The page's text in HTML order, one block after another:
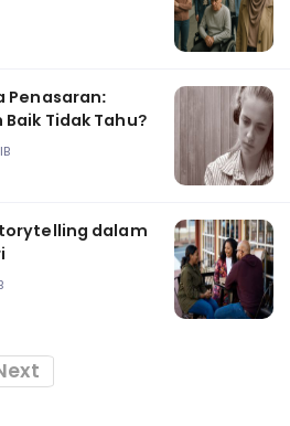
Penasaran:
Tidak Tahu?
dalam